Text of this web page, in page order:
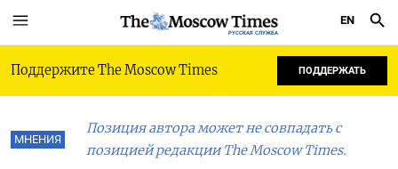
РУССКАЯ СЛУЖБА
EN
Поддержите The Moscow Times ПОДДЕРЖАТЬ
МНЕНИЯ
Позиция автора может не совпадать с
позицией редакции The Moscow Times.